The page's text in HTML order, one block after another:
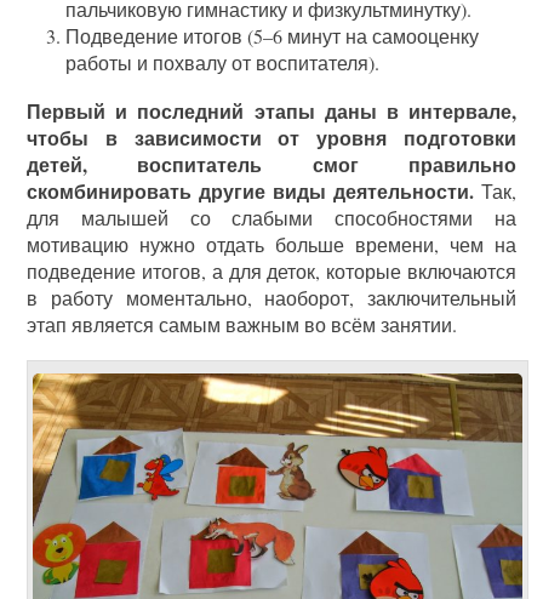
пальчиковую гимнастику и физкультминутку).
Подведение итогов (5–6 минут на самооценку
работы и похвалу от воспитателя).
Первый и последний этапы даны в интервале,
чтобы в зависимости от уровня подготовки
детей, воспитатель смог правильно
скомбинировать другие виды деятельности. Так,
для малышей со слабыми способностями на
мотивацию нужно отдать больше времени, чем на
подведение итогов, а для деток, которые включаются
в работу моментально, наоборот, заключительный
этап является самым важным во всём занятии.